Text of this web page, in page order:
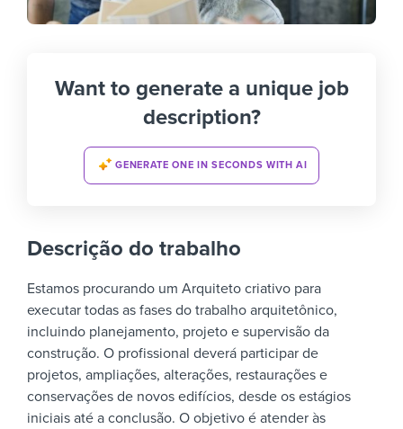
Want to generate a unique job
description?
GENERATE ONE IN SECONDS WITH AI
Descrição do trabalho
Estamos procurando um Arquiteto criativo para
executar todas as fases do trabalho arquitetônico,
incluindo planejamento, projeto e supervisão da
construção. O profissional deverá participar de
projetos, ampliações, alterações, restaurações e
conservações de novos edifícios, desde os estágios
iniciais até a conclusão. O objetivo é atender às